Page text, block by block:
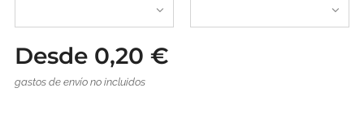
Desde 0,20 €
gastos de envío no incluidos